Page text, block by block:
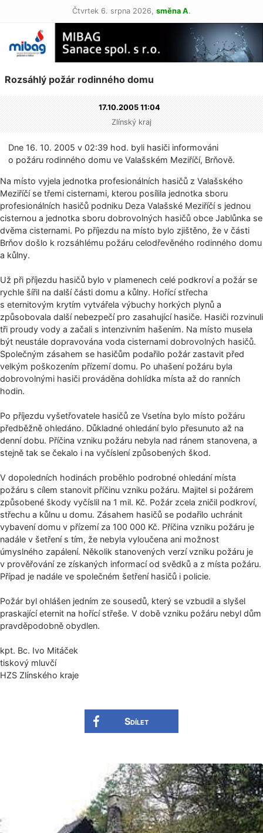
Čtvrtek 6. srpna 2026, směna A.
Rozsáhlý požár rodinného domu
17.10.2005 11:04
Zlínský kraj
Dne 16. 10. 2005 v 02:39 hod. byli hasiči informováni
o požáru rodinného domu ve Valašském Meziříčí, Brňově.
Na místo vyjela jednotka profesionálních hasičů z Valašského
Meziříčí se třemi cisternami, kterou posílila jednotka sboru
profesionálních hasičů podniku Deza Valašské Meziříčí s jednou
cisternou a jednotka sboru dobrovolných hasičů obce Jablůnka se
dvěma cisternami. Po příjezdu na místo bylo zjištěno, že v části
Brňov došlo k rozsáhlému požáru celodřevěného rodinného domu
a kůlny.
Už při příjezdu hasičů bylo v plamenech celé podkroví a požár se
rychle šířil na další části domu a kůlny. Hořící střecha
s eternitovým krytím vytvářela výbuchy horkých plynů a
způsobovala další nebezpečí pro zasahující hasiče. Hasiči rozvinuli
tři proudy vody a začali s intenzivním hašením. Na místo musela
být neustále dopravována voda cisternami dobrovolných hasičů.
Společným zásahem se hasičům podařilo požár zastavit před
velkým poškozením přízemí domu. Po uhašení požáru byla
dobrovolnými hasiči prováděna dohlídka místa až do ranních
hodin.
Po příjezdu vyšetřovatele hasičů ze Vsetína bylo místo požáru
předběžně ohledáno. Důkladné ohledání bylo přesunuto až na
denní dobu. Příčina vzniku požáru nebyla nad ránem stanovena, a
stejně tak se čekalo i na vyčíslení způsobených škod.
V dopoledních hodinách proběhlo podrobné ohledání místa
požáru s cílem stanovit příčinu vzniku požáru. Majitel si požárem
způsobené škody vyčíslil na 1 mil. Kč. Požár zcela zničil podkroví,
střechu a kůlnu u domu. Zásahem hasičů se podařilo uchránit
vybavení domu v přízemí za 100 000 Kč. Příčina vzniku požáru je
nadále v šetření s tím, že nebyla vyloučena ani možnost
úmyslného zapálení. Několik stanovených verzí vzniku požáru je
v prověřování ze získaných informací od svědků a z místa požáru.
Případ je nadále ve společném šetření hasičů i policie.
Požár byl ohlášen jedním ze sousedů, který se vzbudil a slyšel
praskající eternit na hořící střeše. V době vzniku požáru nebyl dům
pravděpodobně obydlen.
kpt. Bc. Ivo Mitáček
tiskový mluvčí
HZS Zlínského kraje
Sdílet